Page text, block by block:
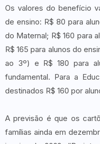
Os valores do benefício
de ensino: R$ 80 para
do Maternal; R$ 160 para
R$ 165 para alunos do
ao 3º) e R$ 180 para
fundamental. Para a
destinados R$ 160 por
A previsão é que os
famílias ainda em